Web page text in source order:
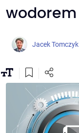
wodorem
Jacek Tomczyk